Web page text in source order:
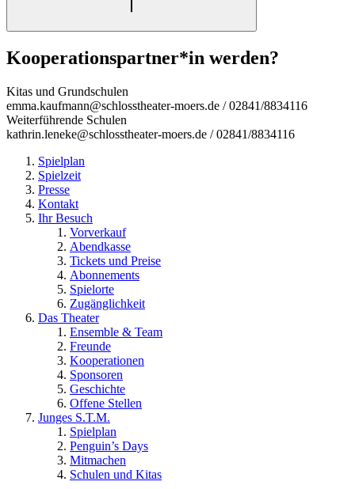
Kooperationspartner*in werden?
Kitas und Grundschulen
emma.kaufmann@schlosstheater-moers.de / 02841/8834116
Weiterführende Schulen
kathrin.leneke@schlosstheater-moers.de / 02841/8834116
Spielplan
Spielzeit
Presse
Kontakt
Ihr Besuch
Vorverkauf
Abendkasse
Tickets und Preise
Abonnements
Spielorte
Zugänglichkeit
Das Theater
Ensemble & Team
Freunde
Kooperationen
Sponsoren
Geschichte
Offene Stellen
Junges S.T.M.
Spielplan
Penguin’s Days
Mitmachen
Schulen und Kitas